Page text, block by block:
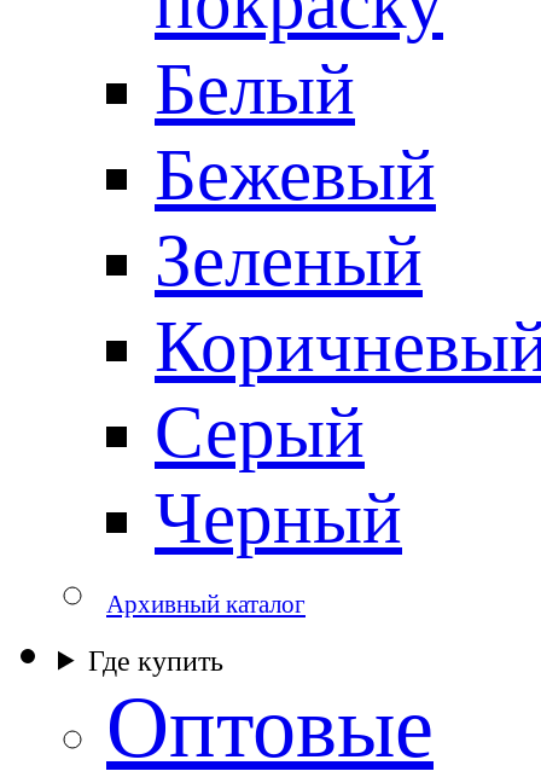
Белый
Бежевый
Зеленый
Серый
Черный
Архивный каталог
Где купить
Оптовые